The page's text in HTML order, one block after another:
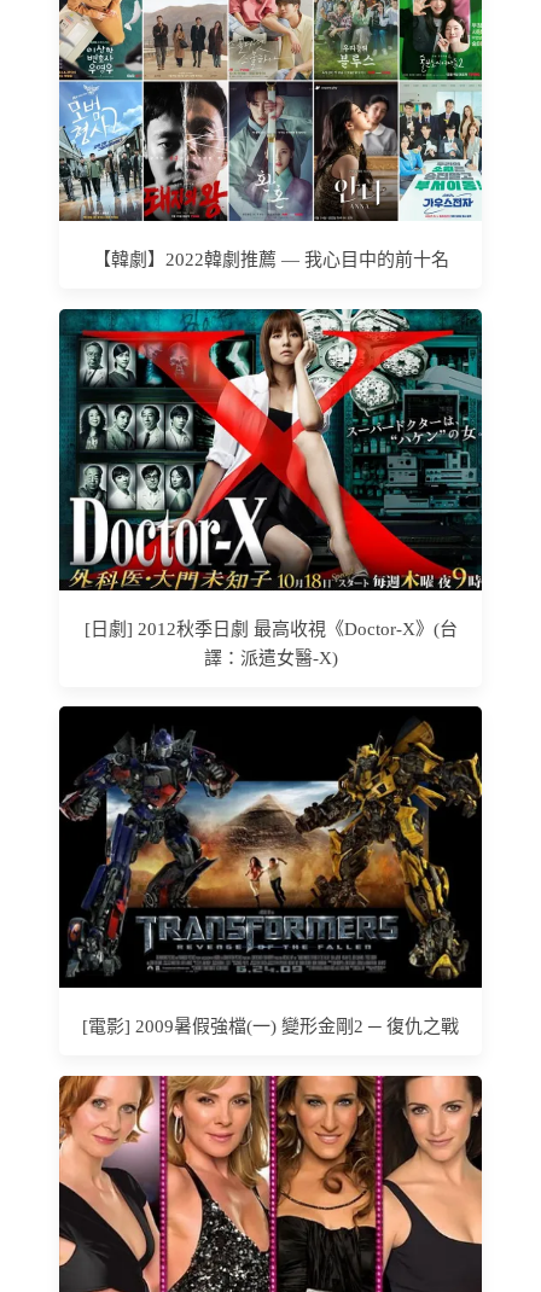
【韓劇】2022韓劇推薦 — 我心目中的前十名
[日劇] 2012秋季日劇 最高收視《Doctor-X》(台
譯：派遣女醫-X)
[電影] 2009暑假強檔(一) 變形金剛2 ─ 復仇之戰